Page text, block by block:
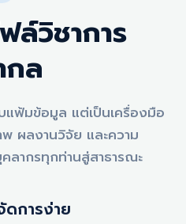
ล์วิชาการ
กล
แฟ้มข้อมูล แต่เป็นเครื่องมือ
ผลงานวิจัย และความ
ลากรทุกท่านสู่สาธารณะ
การง่าย